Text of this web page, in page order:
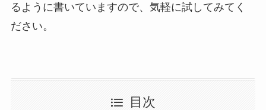
るように書いていますので、気軽に試してみてく
ださい。
目次